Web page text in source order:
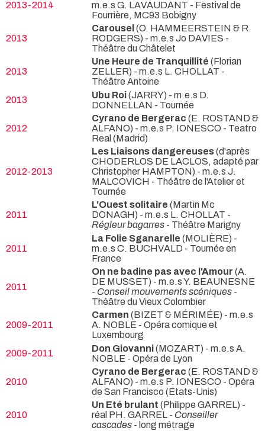
2013-2014 m.e.s G. LAVAUDANT - Festival de
Fourrière, MC93 Bobigny
2013
Carousel (O. HAMMEERSTEIN & R.
RODGERS) - m.e.s Jo DAVIES -
Théâtre du Châtelet
2013
Une Heure de Tranquillité (Florian
ZELLER) - m.e.s L. CHOLLAT -
Théâtre Antoine
2013
Ubu Roi(JARRY) - m.e.s D.
DONNELLAN - Tournée
2012
Cyrano de Bergerac (E. ROSTAND &
ALFANO) - m.e.s P. IONESCO - Teatro
Real (Madrid)
2012-2013
Les Liaisons dangereuses(d'après
CHODERLOS DE LACLOS, adapté par
Christopher HAMPTON) - m.e.s J.
MALCOVICH - Théâtre de l'Atelier et
Tournée
2011
L'Ouest solitaire (Martin Mc
DONAGH) - m.e.s L. CHOLLAT -
Régleur bagarres - Théâtre Marigny
2011
La Folie Sganarelle (MOLIÈRE) -
m.e.s C. BUCHVALD - Tournée en
France
2011
On ne badine pas avec l'Amour (A.
DE MUSSET) - m.e.s Y. BEAUNESNE
- Conseil mouvements scéniques -
Théâtre du Vieux Colombier
2009-2011
Carmen (BIZET & MÉRIMÉE) - m.e.s
A. NOBLE - Opéra comique et
Luxembourg
2009-2011
Don Giovanni(MOZART) - m.e.s A.
NOBLE - Opéra de Lyon
2010
Cyrano de Bergerac (E. ROSTAND &
ALFANO) - m.e.s P. IONESCO - Opéra
de San Francisco (Etats-Unis)
2010
Un Eté brulant (Philippe GARREL) -
réal PH. GARREL - Conseiller
cascades - long métrage